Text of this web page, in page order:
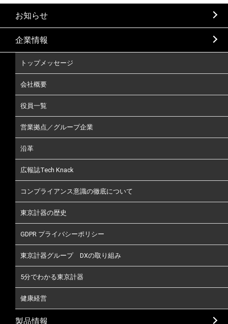
お知らせ
企業情報
トップメッセージ
会社概要
役員一覧
営業拠点／グループ企業
沿革
広報誌Tech Knack
コンプライアンス意識の徹底について
東京計器の歴史
GDPR プライバシーポリシー
東京計器グループ DXの取り組み
5分でわかる東京計器
健康経営
製品情報